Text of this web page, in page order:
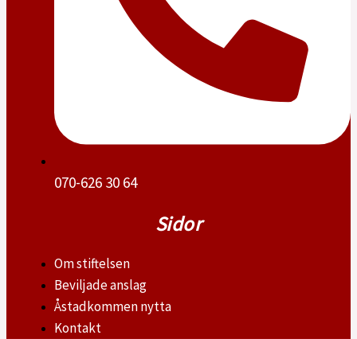
070-626 30 64
Sidor
Om stiftelsen
Beviljade anslag
Åstadkommen nytta
Kontakt